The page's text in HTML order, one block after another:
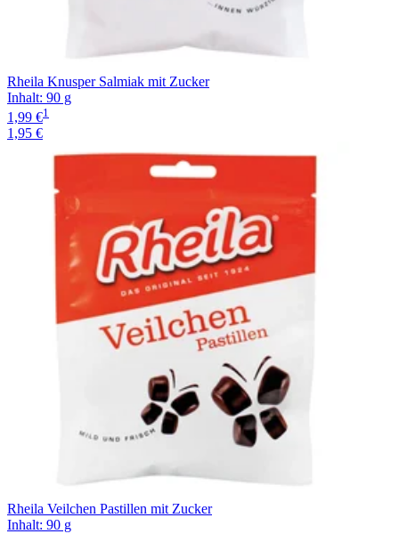
Rheila Knusper Salmiak mit Zucker
Inhalt: 90 g
1,99 €1
1,95 €
Rheila Veilchen Pastillen mit Zucker
Inhalt: 90 g